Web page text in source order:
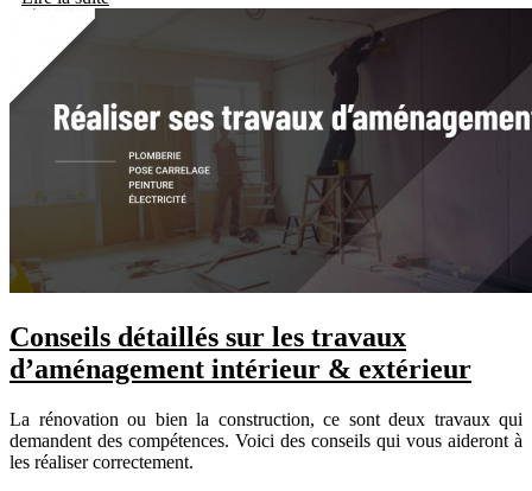
Conseils détaillés sur les travaux
d’aménagement intérieur & extérieur
La rénovation ou bien la construction, ce sont deux travaux qui
demandent des compétences. Voici des conseils qui vous aideront à
les réaliser correctement.